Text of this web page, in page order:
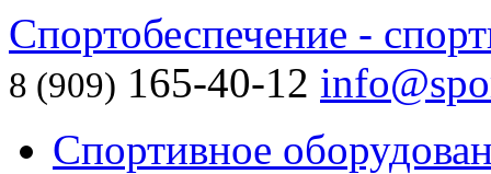
Спортобеспечение -
8 (909) 165-40-12
Спортивное